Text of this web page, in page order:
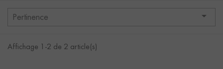
Pertinence 
Affichage 1-2 de 2 article(s)